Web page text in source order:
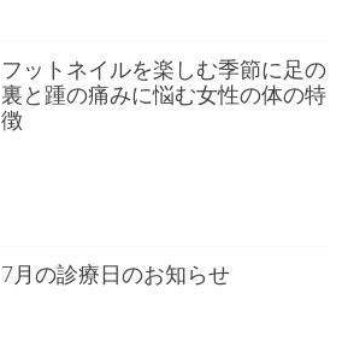
フットネイルを楽しむ季節に足の
裏と踵の痛みに悩む女性の体の特
徴
7月の診療日のお知らせ